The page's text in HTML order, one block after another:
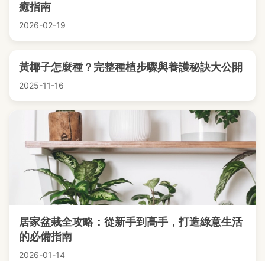
癒指南
2026-02-19
黃椰子怎麼種？完整種植步驟與養護秘訣大公開
2025-11-16
居家盆栽全攻略：從新手到高手，打造綠意生活
的必備指南
2026-01-14